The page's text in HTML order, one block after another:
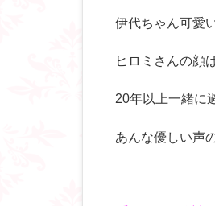
伊代ちゃん可愛
ヒロミさんの顔
20年以上一緒に
あんな優しい声